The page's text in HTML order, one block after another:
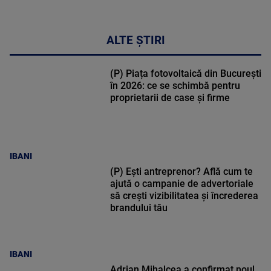
ALTE ȘTIRI
IBANI
(P) Piața fotovoltaică din București
în 2026: ce se schimbă pentru
proprietarii de case și firme
IBANI
(P) Ești antreprenor? Află cum te
ajută o campanie de advertoriale
să crești vizibilitatea și încrederea
brandului tău